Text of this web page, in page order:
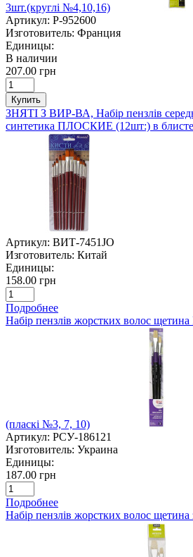
3шт.(круглі №4,10,16)
Артикул: P-952600
Изготовитель: Франция
Единицы:
В наличии
207.00 грн
Купить
ЗНЯТІ З ВИР-ВА, Набір пензлів
синтетика ПЛОСКИЕ (12шт:) в
Артикул: ВИТ-7451JO
Изготовитель: Китай
Единицы:
158.00 грн
Подробнее
Набір пензлів жорстких волос
(пласкі №3, 7, 10)
Артикул: РСУ-186121
Изготовитель: Украина
Единицы:
187.00 грн
Подробнее
Набір пензлів жорстких волос щетина